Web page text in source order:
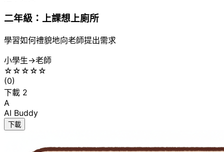
二年級：上課想上廁所
學習如何禮貌地向老師提出需求
小學生→老師
☆ ☆ ☆ ☆ ☆
(0)
下載 2
A
AI Buddy
下載